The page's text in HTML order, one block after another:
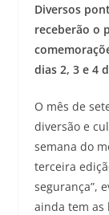
Diversos
receberão o
dias 2, 3 e 4
O mês de
diversão e
semana do
terceira
segurança”,
ainda tem as